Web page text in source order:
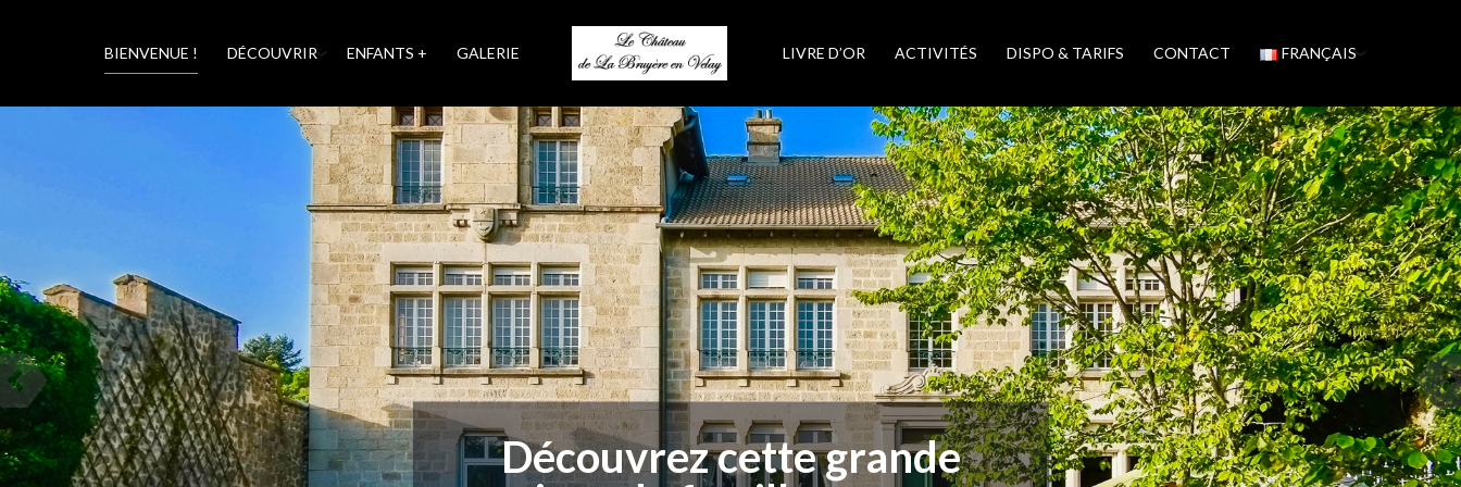
BIENVENUE ! DÉCOUVRIR ENFANTS + GALERIE LIVRE D’OR ACTIVITÉS DISPO & TARIFS CONTACT FRANÇAIS